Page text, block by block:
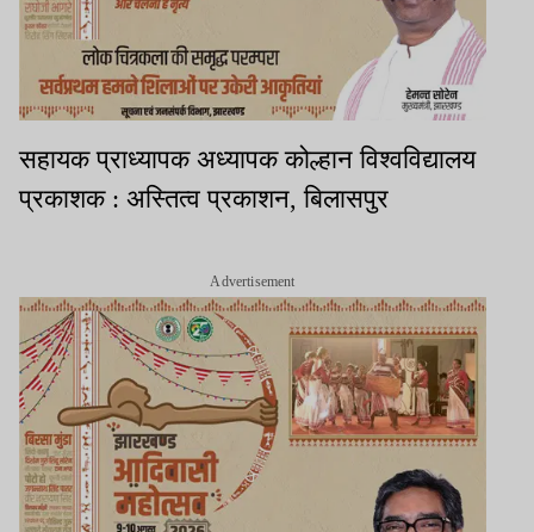
सहायक प्राध्यापक अध्यापक कोल्हान विश्वविद्यालय
प्रकाशक : अस्तित्व प्रकाशन, बिलासपुर
Advertisement